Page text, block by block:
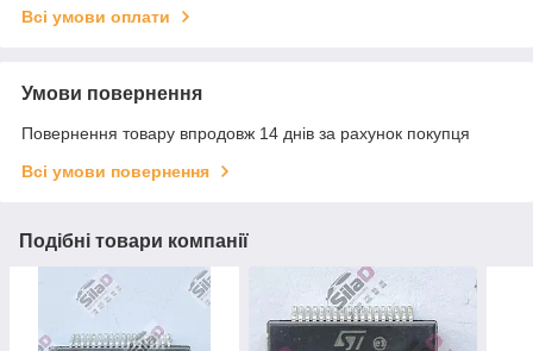
Всі умови оплати
Умови повернення
Повернення товару впродовж 14 днів за рахунок покупця
Всі умови повернення
Подібні товари компанії